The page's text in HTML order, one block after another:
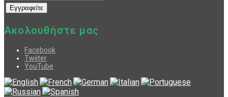
Ακολουθήστε μας
Facebook
Twiiter
YouTube